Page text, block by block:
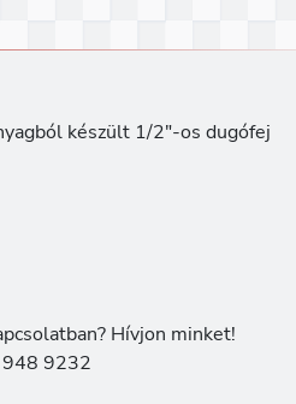
készült 1/2"-os dugófej
Hívjon minket!
9232